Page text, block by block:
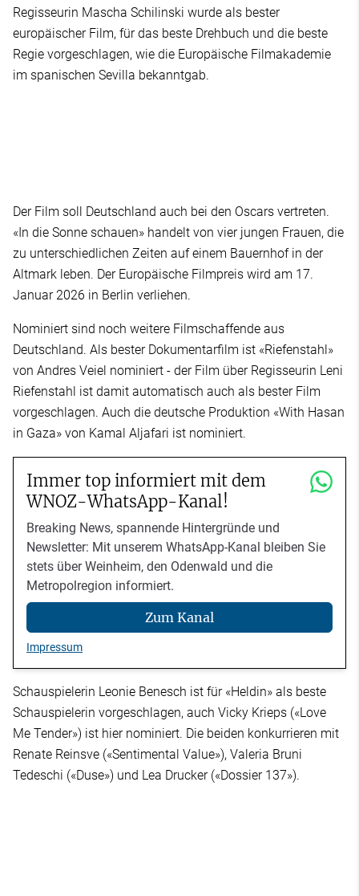
Regisseurin Mascha Schilinski wurde als bester
europäischer Film, für das beste Drehbuch und die beste
Regie vorgeschlagen, wie die Europäische Filmakademie
im spanischen Sevilla bekanntgab.
Der Film soll Deutschland auch bei den Oscars vertreten.
«In die Sonne schauen» handelt von vier jungen Frauen, die
zu unterschiedlichen Zeiten auf einem Bauernhof in der
Altmark leben. Der Europäische Filmpreis wird am 17.
Januar 2026 in Berlin verliehen.
Nominiert sind noch weitere Filmschaffende aus
Deutschland. Als bester Dokumentarfilm ist «Riefenstahl»
von Andres Veiel nominiert - der Film über Regisseurin Leni
Riefenstahl ist damit automatisch auch als bester Film
vorgeschlagen. Auch die deutsche Produktion «With Hasan
in Gaza» von Kamal Aljafari ist nominiert.
Immer top informiert mit dem
WNOZ-WhatsApp-Kanal!
Breaking News, spannende Hintergründe und
Newsletter: Mit unserem WhatsApp-Kanal bleiben Sie
stets über Weinheim, den Odenwald und die
Metropolregion informiert.
Zum Kanal
Impressum
Schauspielerin Leonie Benesch ist für «Heldin» als beste
Schauspielerin vorgeschlagen, auch Vicky Krieps («Love
Me Tender») ist hier nominiert. Die beiden konkurrieren mit
Renate Reinsve («Sentimental Value»), Valeria Bruni
Tedeschi («Duse») und Lea Drucker («Dossier 137»).